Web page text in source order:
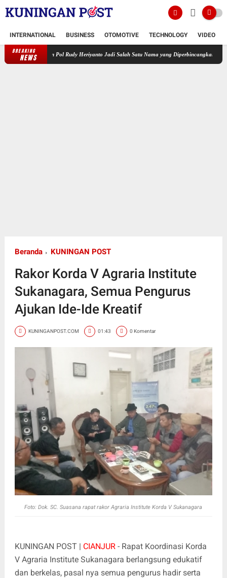
INTERNATIONAL BUSINESS OTOMOTIVE TECHNOLOGY VIDEO
BREAKING
NEWS
Komjen Pol Rudy Heriyanto Jadi Salah Satu Nama yang Diperbincangkan dalam Bursa
Beranda KUNINGAN POST
Rakor Korda V Agraria Institute
Sukanagara, Semua Pengurus
Ajukan Ide-Ide Kreatif
KUNINGANPOST.COM 01:43 0 Komentar
Foto: Dok. SC. Suasana rapat rakor Agraria Institute Korda V Sukanagara
KUNINGAN POST | CIANJUR - Rapat Koordinasi Korda
V Agraria Institute Sukanagara berlangsung edukatif
dan berkelas, pasal nya semua pengurus hadir serta